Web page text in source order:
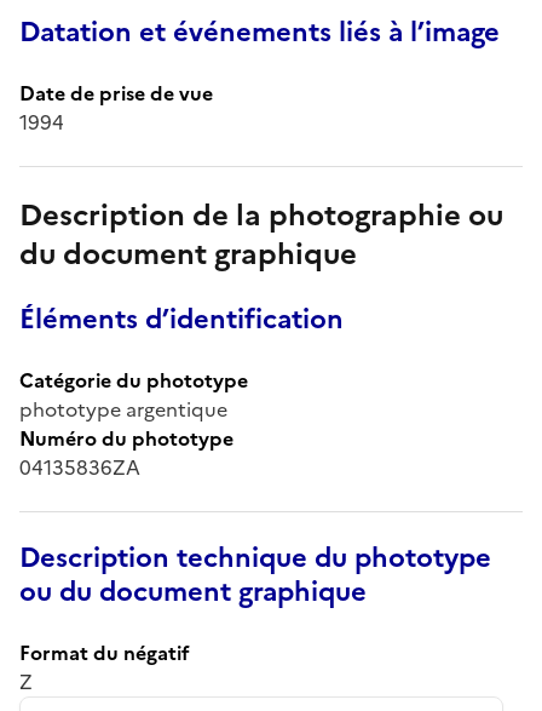
Datation et événements liés à l’image
Date de prise de vue
1994
Description de la photographie ou
du document graphique
Éléments d’identification
Catégorie du phototype
phototype argentique
Numéro du phototype
04135836ZA
Description technique du phototype
ou du document graphique
Format du négatif
Z